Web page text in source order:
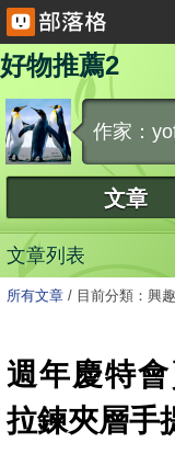
好物推薦2
作家：
文章
文章列表
所有文章 / 目前分類：興
週年慶特
拉鍊夾層手